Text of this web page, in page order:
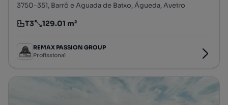
3750-351, Barrô e Aguada de Baixo, Águeda, Aveiro
Tipologia
T3
Preço por metro quadrado
129.01 m²
REMAX PASSION GROUP
Profissional